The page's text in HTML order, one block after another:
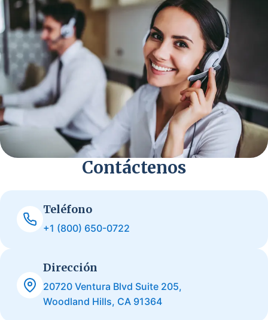
Contáctenos
Teléfono
+1 (800) 650-0722
Dirección
20720 Ventura Blvd Suite 205,
Woodland Hills, CA 91364